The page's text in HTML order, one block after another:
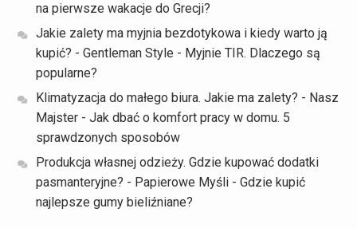
na pierwsze wakacje do Grecji?
Jakie zalety ma myjnia bezdotykowa i kiedy warto ją
kupić? - Gentleman Style - Myjnie TIR. Dlaczego są
popularne?
Klimatyzacja do małego biura. Jakie ma zalety? - Nasz
Majster- Jak dbać o komfort pracy w domu. 5
sprawdzonych sposobów
Produkcja własnej odzieży. Gdzie kupować dodatki
pasmanteryjne? - Papierowe Myśli- Gdzie kupić
najlepsze gumy bieliźniane?